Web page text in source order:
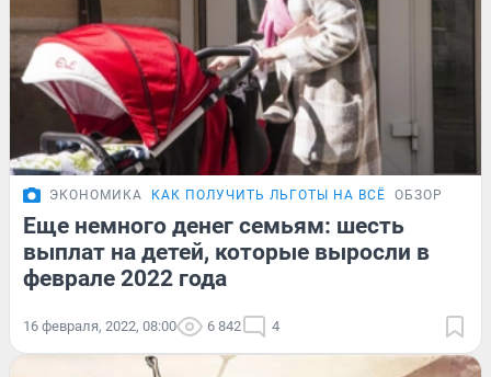
ЭКОНОМИКА КАК ПОЛУЧИТЬ ЛЬГОТЫ НА ВСЁ ОБЗОР
Еще немного денег семьям: шесть
выплат на детей, которые выросли в
феврале 2022 года
16 февраля, 2022, 08:00 6 842 4